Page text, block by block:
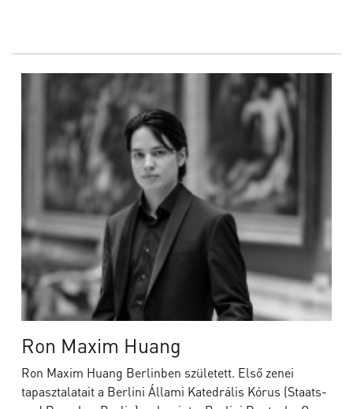
Ron Maxim Huang
Ron Maxim Huang Berlinben született. Első zenei
tapasztalatait a Berlini Állami Katedrális Kórus (Staats-